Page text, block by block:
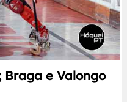
Braga e Valongo